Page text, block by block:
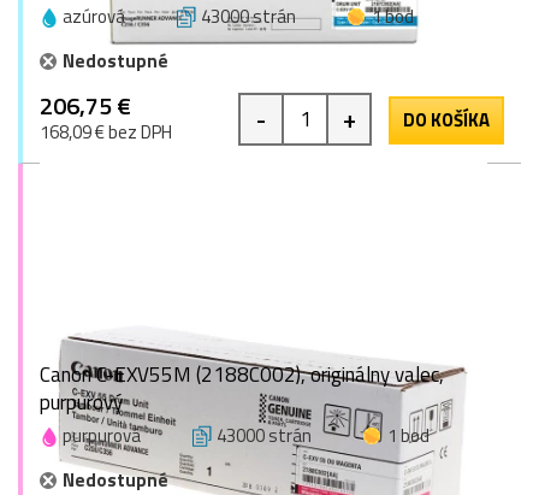
azúrová 43000 strán
1 bod
Nedostupné
206,75 €
168,09 € bez DPH - + DO KOŠÍKA
Canon C-EXV55M (2188C002), originálny valec,
purpurový
purpurová 43000 strán
1 bod
Nedostupné